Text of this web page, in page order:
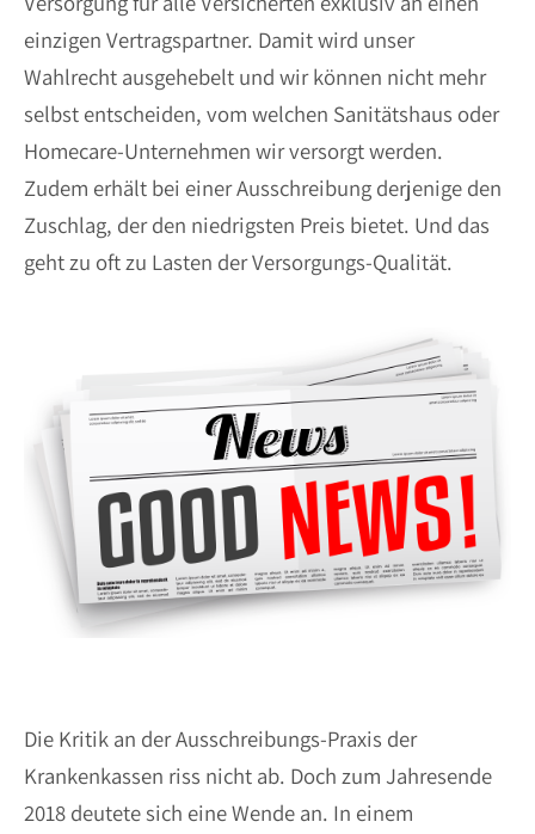
einzigen Vertragspartner. Damit wird unser
Wahlrecht ausgehebelt und wir können nicht mehr
selbst entscheiden, vom welchen Sanitätshaus oder
Homecare-Unternehmen wir versorgt werden.
Zudem erhält bei einer Ausschreibung derjenige den
Zuschlag, der den niedrigsten Preis bietet. Und das
geht zu oft zu Lasten der Versorgungs-Qualität.
Die Kritik an der Ausschreibungs-Praxis der
Krankenkassen riss nicht ab. Doch zum Jahresende
2018 deutete sich eine Wende an. In einem